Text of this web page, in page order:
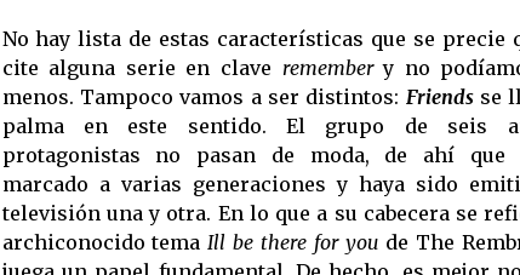
No hay lista de estas características que se precie
cite alguna serie en clave remembery no
menos. Tampoco vamos a ser distintos: Friendsse
palma en este sentido. El grupo de seis
protagonistas no pasan de moda, de ahí que
marcado a varias generaciones y haya sido
televisión una y otra. En lo que a su cabecera se
archiconocido tema Ill be there for youde The